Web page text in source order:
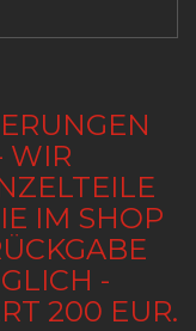
WIR
IM SHOP
-
200 EUR.